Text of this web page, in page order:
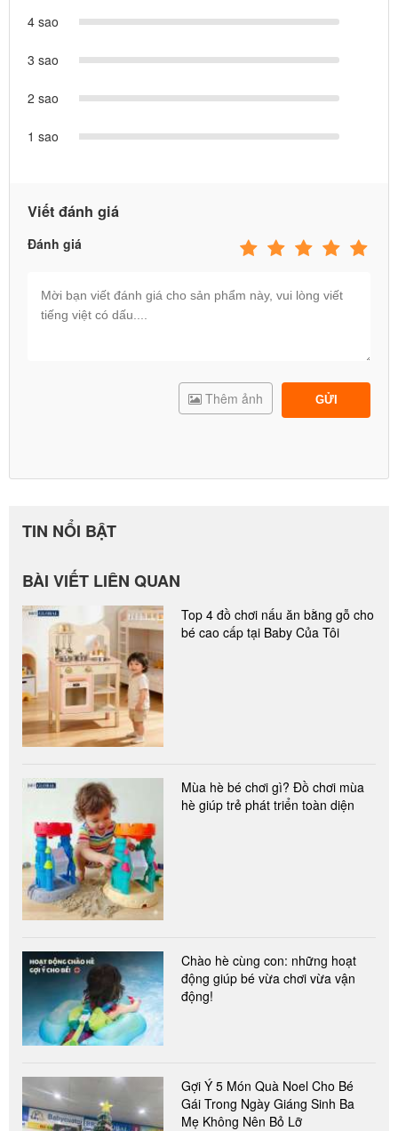
4 sao
3 sao
2 sao
1 sao
Viết đánh giá
Đánh giá
GỬI
Thêm ảnh
TIN NỔI BẬT
BÀI VIẾT LIÊN QUAN
Top 4 đồ chơi nấu ăn bằng gỗ cho
bé cao cấp tại Baby Của Tôi
Mùa hè bé chơi gì? Đồ chơi mùa
hè giúp trẻ phát triển toàn diện
Chào hè cùng con: những hoạt
động giúp bé vừa chơi vừa vận
động!
Gợi Ý 5 Món Quà Noel Cho Bé
Gái Trong Ngày Giáng Sinh Ba
Mẹ Không Nên Bỏ Lỡ